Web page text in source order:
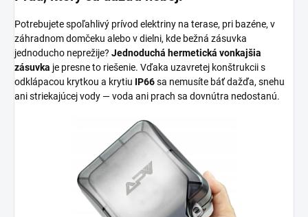
Potrebujete spoľahlivý prívod elektriny na terase, pri bazéne, v
záhradnom domčeku alebo v dielni, kde bežná zásuvka
jednoducho neprežije? Jednoduchá hermetická vonkajšia
zásuvka je presne to riešenie. Vďaka uzavretej konštrukcii s
odklápacou krytkou a krytiu IP66sa nemusíte báť dažďa, snehu
ani striekajúcej vody — voda ani prach sa dovnútra nedostanú.